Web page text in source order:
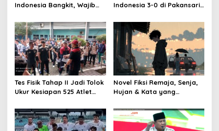
Indonesia Bangkit, Wajib
Usai Kalah 0-3 dari Vietnam
Indonesia 3-0 di Pakansari,
Laga Kandang
Tes Fisik Tahap II Jadi Tolok
Ukur Kesiapan 525 Atlet
Porprov Jabar
Novel Fiksi Remaja, Senja,
Hujan & Kata yang